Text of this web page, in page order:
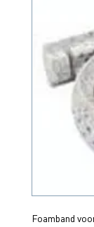
Foamband